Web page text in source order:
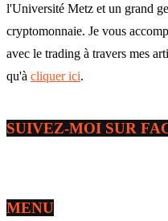
l'Université Metz et un grand
cryptomonnaie. Je vous
avec le trading à travers mes
qu'à cliquer ici.
SUIVEZ-MOI SUR
MENU